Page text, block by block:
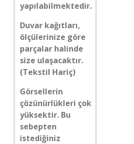
yapılabilmektedir.
Duvar kağıtları,
ölçülerinize göre
parçalar halinde
size ulaşacaktır.
(Tekstil Hariç)
Görsellerin
çözünürlükleri çok
yüksektir. Bu
sebepten
istediğiniz